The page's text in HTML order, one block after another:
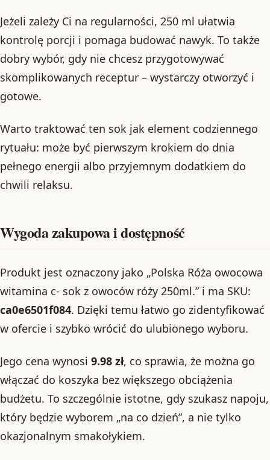
Jeżeli zależy Ci na regularności, 250 ml ułatwia
kontrolę porcji i pomaga budować nawyk. To także
dobry wybór, gdy nie chcesz przygotowywać
skomplikowanych receptur – wystarczy otworzyć i
gotowe.
Warto traktować ten sok jak element codziennego
rytuału: może być pierwszym krokiem do dnia
pełnego energii albo przyjemnym dodatkiem do
chwili relaksu.
Wygoda zakupowa i dostępność
Produkt jest oznaczony jako „Polska Róża owocowa
witamina c- sok z owoców róży 250ml.” i ma SKU:
ca0e6501f084. Dzięki temu łatwo go zidentyfikować
w ofercie i szybko wrócić do ulubionego wyboru.
Jego cena wynosi 9.98 zł, co sprawia, że można go
włączać do koszyka bez większego obciążenia
budżetu. To szczególnie istotne, gdy szukasz napoju,
który będzie wyborem „na co dzień”, a nie tylko
okazjonalnym smakołykiem.